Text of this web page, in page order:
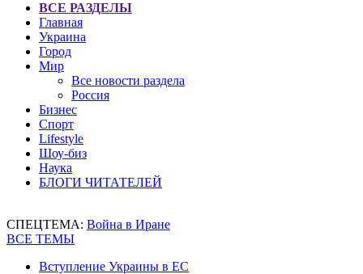
ВСЕ РАЗДЕЛЫ
Главная
Украина
Город
Мир
Все новости раздела
Россия
Бизнес
Спорт
Lifestyle
Шоу-биз
Наука
БЛОГИ ЧИТАТЕЛЕЙ
СПЕЦТЕМА: Война в Иране
ВСЕ ТЕМЫ
Вступление Украины в ЕС